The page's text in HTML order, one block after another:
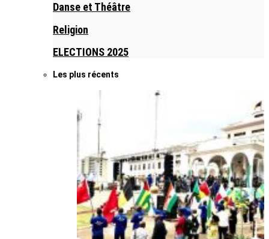
Danse et Théâtre
Religion
ELECTIONS 2025
Les plus récents